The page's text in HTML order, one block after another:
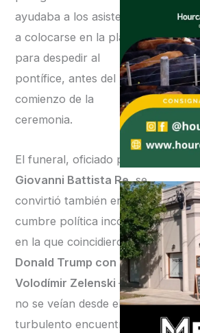
ayudaba a los asistentes
a colocarse en la plaza
para despedir al
pontífice, antes del
comienzo de la
ceremonia.
El funeral, oficiado por
Giovanni Battista Re,se
convirtió también en una
cumbre política incómoda
en la que coincidieron
Donald Trump con
Volodímir Zelenski—que
no se veían desde el
turbulento encuentro en